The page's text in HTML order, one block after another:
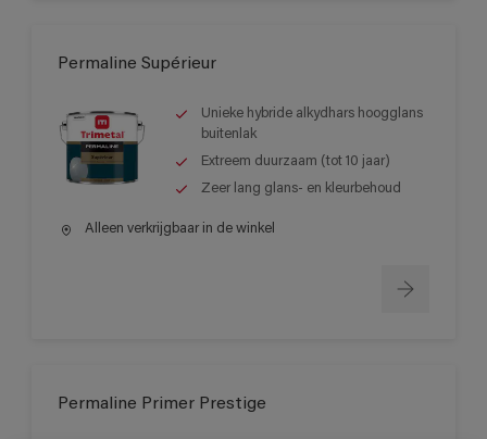
Permaline Supérieur
Unieke hybride alkydhars hoogglans
buitenlak
Extreem duurzaam (tot 10 jaar)
Zeer lang glans- en kleurbehoud
Alleen verkrijgbaar in de winkel
Permaline Primer Prestige